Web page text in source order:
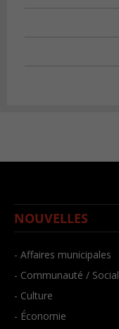
NOUVELLES
- Affaires municipales
- Communauté / Social
- Culture
- Économie